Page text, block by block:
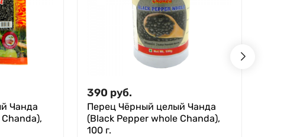
Чанда
390 руб.
Перец Чёрный целый Чанда
(Black Pepper whole Chanda),
100 г.